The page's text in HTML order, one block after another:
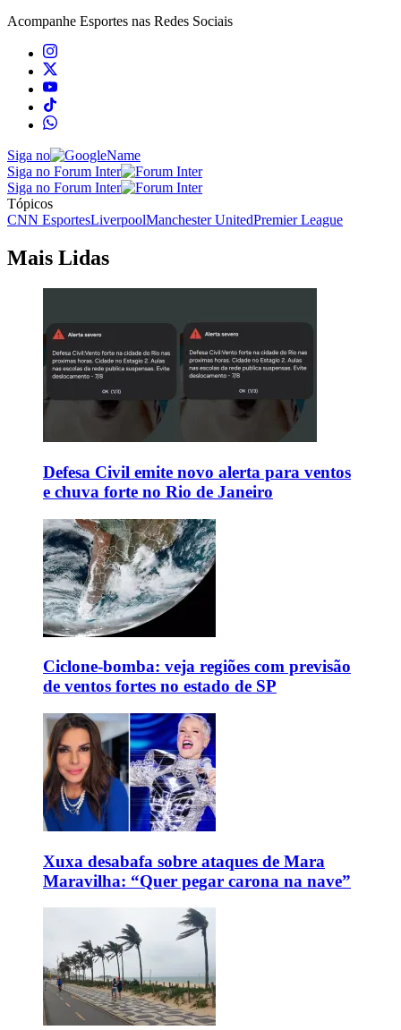
Acompanhe Esportes nas Redes Sociais
Siga no
Siga no Forum Inter
Siga no Forum Inter
Tópicos
CNN EsportesLiverpoolManchester UnitedPremier League
Mais Lidas
Defesa Civil emite novo alerta para ventos
e chuva forte no Rio de Janeiro
Ciclone-bomba: veja regiões com previsão
de ventos fortes no estado de SP
Xuxa desabafa sobre ataques de Mara
Maravilha: “Quer pegar carona na nave”